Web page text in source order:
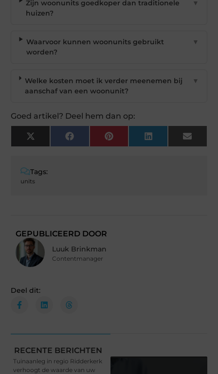
Zijn woonunits goedkoper dan traditionele
huizen?
▼
Waarvoor kunnen woonunits gebruikt
worden?
▼
Welke kosten moet ik verder meenemen bij
aanschaf van een woonunit?
▼
Goed artikel? Deel hem dan op:
X
(Twitter)
Facebook Pinterest LinkedIn Email
Tags:
units
GEPUBLICEERD DOOR
Luuk Brinkman
Contentmanager
Deel dit:
RECENTE BERICHTEN
Tuinaanleg in regio Ridderkerk
verhoogt de waarde van uw